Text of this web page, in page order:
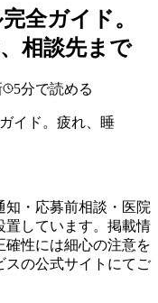
全ガイド。
相談先まで
5分で読める
知・応募前相談・医院
置しています。掲載情
性には細心の注意を
スの公式サイトにてご